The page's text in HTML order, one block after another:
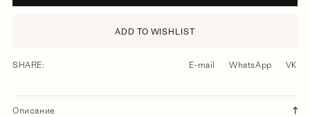
ADD TO WISHLIST
SHARE: E-mail WhatsApp VK
Описание